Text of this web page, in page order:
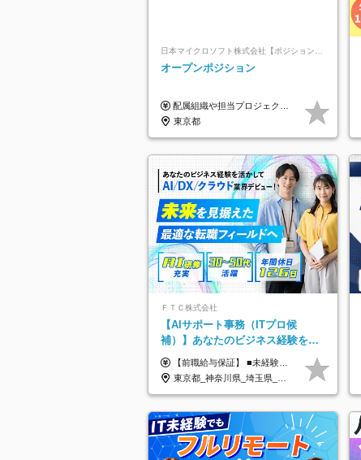
日本マイクロソフト株式会社【ポジションマッチ登録】
オープンポジション
配属組織や担当プロジェクトにより異なります。 ▼参考情報 ----------------------- 年俸650万～（1/12を月々支給） ※経験、能力を考慮の上、当社規定により優遇いたします。 ※時間外、休日出勤、深夜手当に対する賃金も基本年俸に含みます。
東京都
ＦＴＣ株式会社
【AIサポート事務（ITプロ候
補）】あなたのビジネス経験をAI
業界で活かす◆IT未経験OK◆目指
せるコンサル
【前職給与保証】 ■未経験者： 月給30万円～35万円 ■ローキャリア（経験目安1年程度）： 月給35万円～40万円 ■経験者（経験目安3年以上）： 月給40万円～60万円 ■即戦力（経験目安5年以上）： 月給45万円～80万円 ※上記金額には固定残業代30時間分 【未経験者5万5000円～7万3000円、 ローキャリア6万4000円～7万3000円、 経験者5万8000円～10万9000円、 即戦力8万2000円～14万5000円】を含みます。 ※30時間を超える場合は追加で全額支給します。 ※経験・能力・前職給与などを総合的に評価したうえでご納得いただけるよう個別決定。 未経験者の場合、前職給与とポテンシャルを査定のうえ決定いたします。 ※日本国内でのIT業界経験、または同等の実務経験と能力に応じて決定します。 ※前職給与は日本円かつ、日本国内での実績に基づき評価します。 【納得の評価システム】 ★クォーター毎に査定する評価制度導入！ 明確な評価基準で翌年度年収を上げましょう！ ★評価対象期間に在籍中のほとんどの社員が昇給し 年収アップを実現しています！ ★様々なインセンティブ制度を用意し多角的に正当評価しています！ ※試用期間6カ月（期間中の待遇等に差異なし）
東京都_神奈川県_埼玉県_千葉県